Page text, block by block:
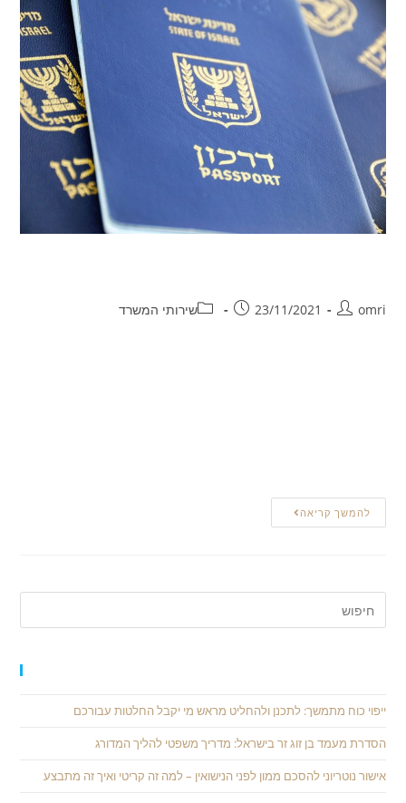
omri
23/11/2021 שירותי המשרד
להמשך קריאה
ייפוי כוח מתמשך: לתכנן ולהחליט מראש מי יקבל החלטות עבורכם
הסדרת מעמד בן זוג זר בישראל: מדריך משפטי להליך המדורג
אישור נוטריוני להסכם ממון לפני הנישואין – למה זה קריטי ואיך זה מתבצע